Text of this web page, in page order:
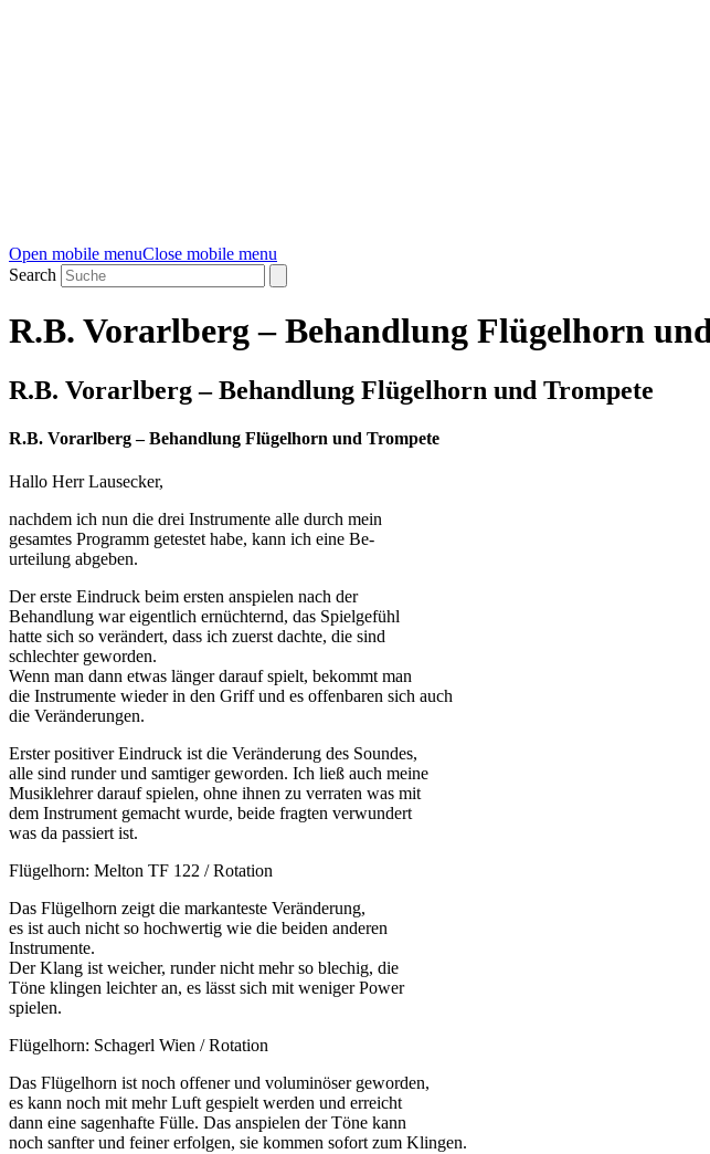
Open mobile menuClose mobile menu
Search
R.B. Vorarlberg – Behandlung Flügelhorn
R.B. Vorarlberg – Behandlung Flügelhorn und Trompete
R.B. Vorarlberg – Behandlung Flügelhorn und Trompete
Hallo Herr Lausecker,
nachdem ich nun die drei Instrumente alle durch mein
gesamtes Programm getestet habe, kann ich eine Be-
urteilung abgeben.
Der erste Eindruck beim ersten anspielen nach der
Behandlung war eigentlich ernüchternd, das Spielgefühl
hatte sich so verändert, dass ich zuerst dachte, die sind
schlechter geworden.
Wenn man dann etwas länger darauf spielt, bekommt man
die Instrumente wieder in den Griff und es offenbaren sich auch
die Veränderungen.
Erster positiver Eindruck ist die Veränderung des Soundes,
alle sind runder und samtiger geworden. Ich ließ auch meine
Musiklehrer darauf spielen, ohne ihnen zu verraten was mit
dem Instrument gemacht wurde, beide fragten verwundert
was da passiert ist.
Flügelhorn: Melton TF 122 / Rotation
Das Flügelhorn zeigt die markanteste Veränderung,
es ist auch nicht so hochwertig wie die beiden anderen
Instrumente.
Der Klang ist weicher, runder nicht mehr so blechig, die
Töne klingen leichter an, es lässt sich mit weniger Power
spielen.
Flügelhorn: Schagerl Wien / Rotation
Das Flügelhorn ist noch offener und voluminöser geworden,
es kann noch mit mehr Luft gespielt werden und erreicht
dann eine sagenhafte Fülle. Das anspielen der Töne kann
noch sanfter und feiner erfolgen, sie kommen sofort zum Klingen.